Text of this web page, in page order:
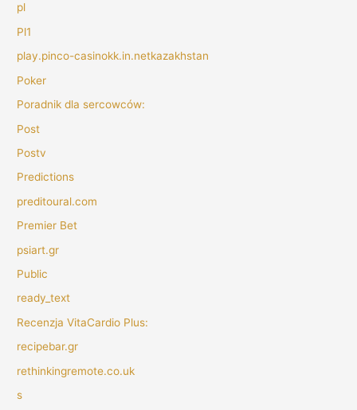
pl
Pl1
play.pinco-casinokk.in.netkazakhstan
Poker
Poradnik dla sercowców:
Post
Postv
Predictions
preditoural.com
Premier Bet
psiart.gr
Public
ready_text
Recenzja VitaCardio Plus:
recipebar.gr
rethinkingremote.co.uk
s